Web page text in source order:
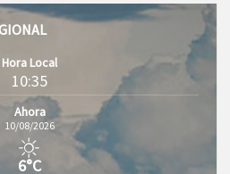
Hora Local
10:35
Ahora
10/08/2026
6°C